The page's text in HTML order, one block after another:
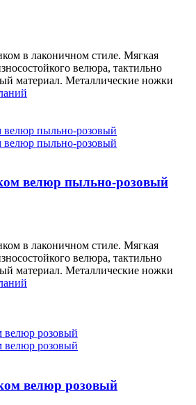
в лаконичном стиле. Мягкая
велюра, тактильно
материал. Металлические ножки
велюр пыльно-розовый
в лаконичном стиле. Мягкая
велюра, тактильно
материал. Металлические ножки
велюр розовый